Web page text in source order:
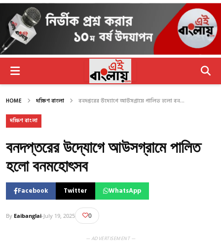
HOME দক্ষিণ বাংলা বনদপ্তরের উদ্যোগে আউসগ্রামে পালিত হলো বন...
দক্ষিণ বাংলা
বনদপ্তরের উদ্যোগে আউসগ্রামে পালিত
হলো বনমহোৎসব
Facebook Twitter WhatsApp
By Eaibanglai-July 19, 2025 0
— ADVERTISEMENT —